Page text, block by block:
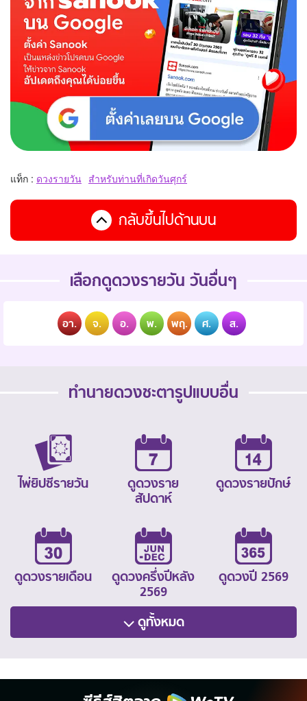
แท็ก : ดวงรายวัน สำหรับท่านที่เกิดวันศุกร์
กลับขึ้นไปด้านบน
เลือกดูดวงรายวัน วันอื่นๆ
อา. จ. อ. พ. พฤ. ศ. ส.
ทำนายดวงชะตารูปแบบอื่น
ไพ่ยิปซีรายวัน
ดูดวงราย
สัปดาห์
ดูดวงรายปักษ์
ดูดวงรายเดือน
ดูดวงครึ่งปีหลัง
2569
ดูดวงปี 2569
ดูทั้งหมด